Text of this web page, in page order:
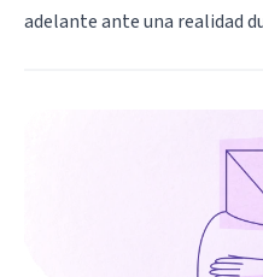
adelante ante una realidad